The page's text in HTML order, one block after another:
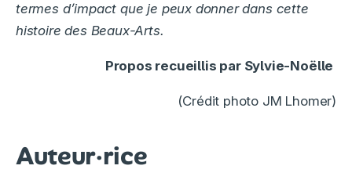
termes d’impact que je peux donner dans cette
histoire des Beaux-Arts.
Propos recueillis par Sylvie-Noëlle
(Crédit photo JM Lhomer)
Auteur·rice